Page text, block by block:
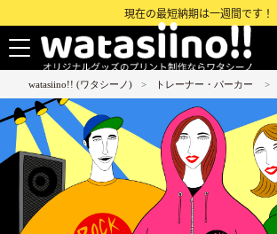
現在の最短納期は一週間です！
watasiino!! (ワタシーノ) トレーナー・パーカー